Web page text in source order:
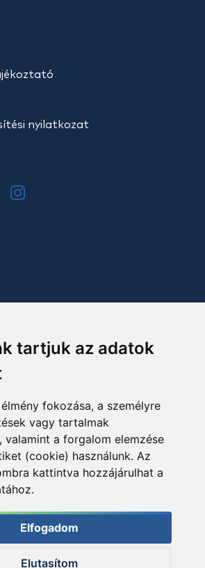
tartjuk az adatok
fokozása, a személyre
vagy tartalmak
valamint a forgalom elemzése
(cookie) használunk. Az
kattintva hozzájárulhat a
Elfogadom
Elutasítom
nyilatkozat